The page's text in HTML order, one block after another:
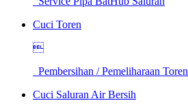
Cuci Toren

Pembersihan / Pemeliharaan Toren
Cuci Saluran Air Bersih